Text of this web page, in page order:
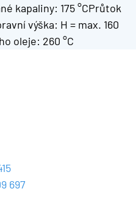
kapaliny: 175 °CPrůtok
výška: H = max. 160
oleje: 260 °C
697